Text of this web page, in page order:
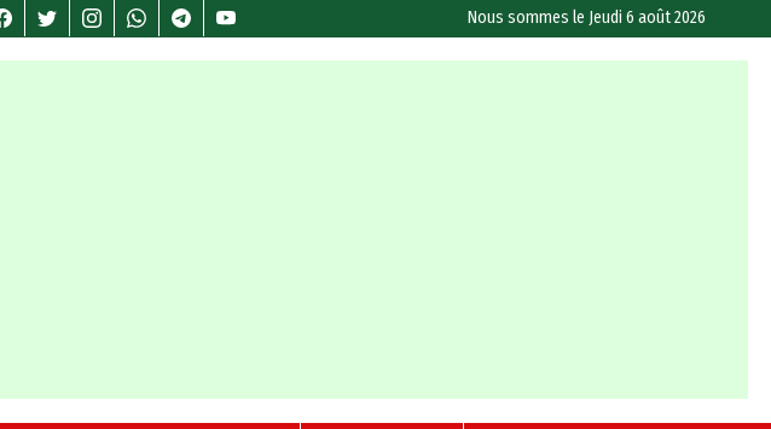
Nous sommes le Jeudi 6 août 2026